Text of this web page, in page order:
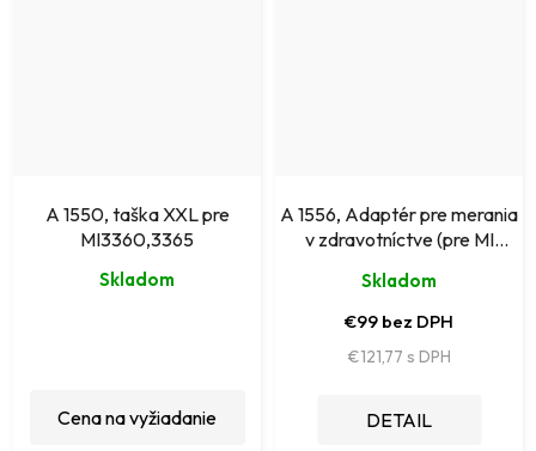
A 1550, taška XXL pre
MI3360,3365
Skladom
Cena na vyžiadanie
A 1556, Adaptér pre merania
v zdravotníctve (pre MI
Skladom
€99 bez DPH
€121,77
DETAIL